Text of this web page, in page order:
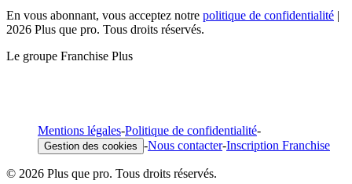
En vous abonnant, vous acceptez notre politique de confidentialité |
2026 Plus que pro. Tous droits réservés.
Le groupe Franchise Plus
Mentions légales-Politique de confidentialité-
Gestion des cookies -Nous contacter-Inscription Franchise
© 2026 Plus que pro. Tous droits réservés.